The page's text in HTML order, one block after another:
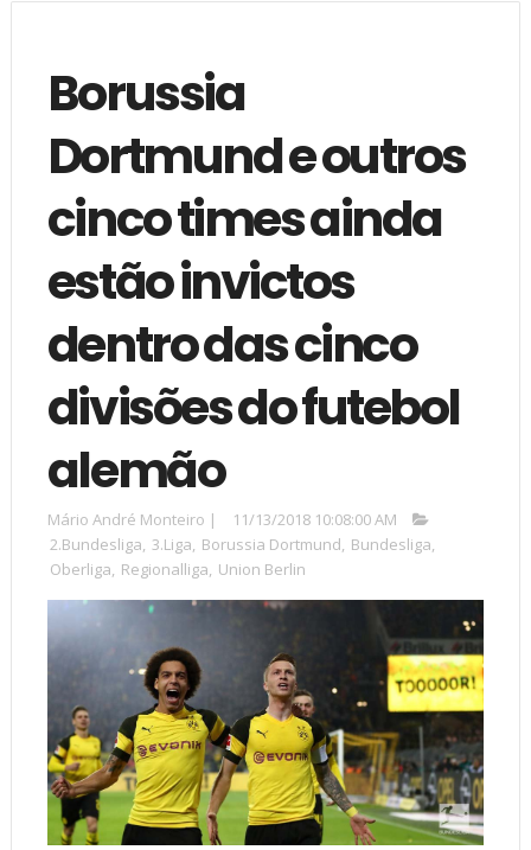
Borussia
Dortmund e outros
cinco times ainda
estão invictos
dentro das cinco
divisões do futebol
alemão
Mário André Monteiro |
11/13/2018 10:08:00 AM
2.Bundesliga, 3.Liga, Borussia Dortmund, Bundesliga,
Oberliga, Regionalliga, Union Berlin